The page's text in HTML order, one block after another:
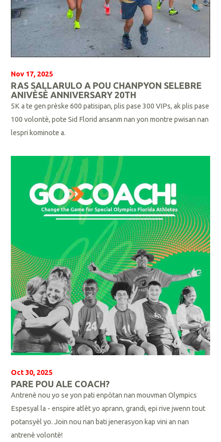
Nov 17, 2025
RAS SALLARULO A POU CHANPYON SELEBRE
ANIVÈSÈ ANNIVERSARY 20TH
5K a te gen prèske 600 patisipan, plis pase 300 VIPs, ak plis pase
100 volontè, pote Sid Florid ansanm nan yon montre pwisan nan
lespri kominote a.
L
Oct 30, 2025
PARE POU ALE COACH?
Antrenè nou yo se yon pati enpòtan nan mouvman Olympics
Espesyal la - enspire atlèt yo aprann, grandi, epi rive jwenn tout
potansyèl yo. Join nou nan bati jenerasyon kap vini an nan
antrenè volontè!